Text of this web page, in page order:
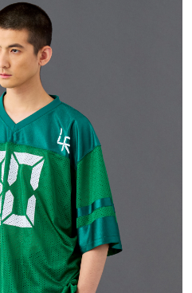
#憧れの逸品
#古着サミット
ナーグッド図鑑
JOURNAL
ナムのYouTube
IT #AH.H
#MUSIC #MOVIE
#OUTDOOR
HANDBOOK